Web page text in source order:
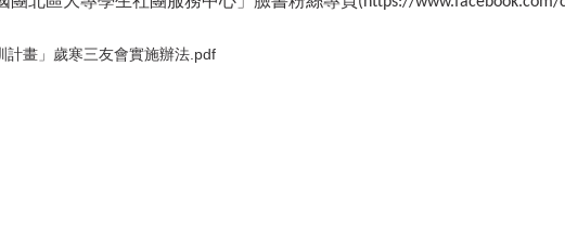
計畫」歲寒三友會實施辦法.pdf